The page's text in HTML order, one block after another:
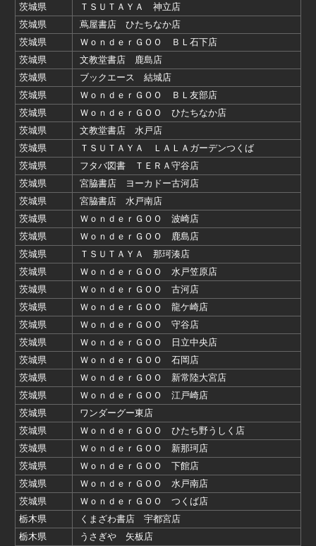
茨城県
ＴＳＵＴＡＹＡ 神立店
茨城県
蔦屋書店 ひたちなか店
茨城県
ＷｏｎｄｅｒＧＯＯ ＢＬ石下店
茨城県
文教堂書店 鹿島店
茨城県
ブックエース 結城店
茨城県
ＷｏｎｄｅｒＧＯＯ ＢＬ友部店
茨城県
ＷｏｎｄｅｒＧＯＯ ひたちなか店
茨城県
文教堂書店 水戸店
茨城県
ＴＳＵＴＡＹＡ ＬＡＬＡガーデンつくば
茨城県
フタバ図書 ＴＥＲＡ守谷店
茨城県
宮脇書店 ヨーカドー古河店
茨城県
宮脇書店 水戸南店
茨城県
ＷｏｎｄｅｒＧＯＯ 波崎店
茨城県
ＷｏｎｄｅｒＧＯＯ 鹿島店
茨城県
ＴＳＵＴＡＹＡ 那珂湊店
茨城県
ＷｏｎｄｅｒＧＯＯ 水戸笠原店
茨城県
ＷｏｎｄｅｒＧＯＯ 古河店
茨城県
ＷｏｎｄｅｒＧＯＯ 龍ケ崎店
茨城県
ＷｏｎｄｅｒＧＯＯ 守谷店
茨城県
ＷｏｎｄｅｒＧＯＯ 日立中央店
茨城県
ＷｏｎｄｅｒＧＯＯ 石岡店
茨城県
ＷｏｎｄｅｒＧＯＯ 新常陸大宮店
茨城県
ＷｏｎｄｅｒＧＯＯ 江戸崎店
茨城県
ワンダーグー東店
茨城県
ＷｏｎｄｅｒＧＯＯ ひたち野うしく店
茨城県
ＷｏｎｄｅｒＧＯＯ 新那珂店
茨城県
ＷｏｎｄｅｒＧＯＯ 下館店
茨城県
ＷｏｎｄｅｒＧＯＯ 水戸南店
茨城県
ＷｏｎｄｅｒＧＯＯ つくば店
栃木県
くまざわ書店 宇都宮店
栃木県
うさぎや 矢板店